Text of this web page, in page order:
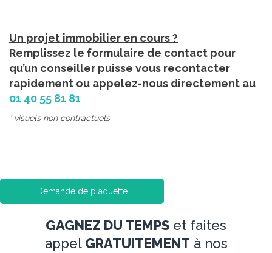
Un projet immobilier en cours ?
Remplissez le formulaire de contact pour
qu’un conseiller puisse vous recontacter
rapidement ou appelez-nous directement au
01 40 55 81 81
* visuels non contractuels
Demande de plaquette
GAGNEZ DU TEMPS et faites
appel GRATUITEMENT à nos